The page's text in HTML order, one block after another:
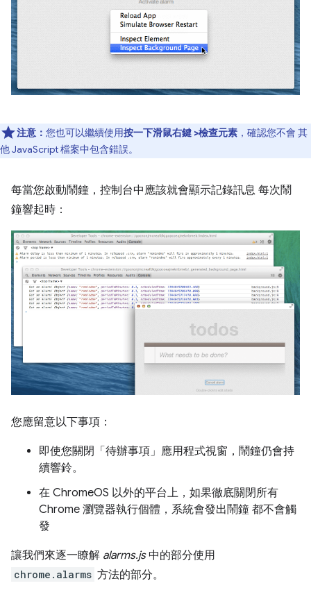
注意： 您也可以繼續使用按一下滑鼠右鍵 >檢查元素 ，確認您不會 其
他 JavaScript 檔案中包含錯誤。
每當您啟動鬧鐘，控制台中應該就會顯示記錄訊息 每次鬧
鐘響起時：
您應留意以下事項：
即使您關閉「待辦事項」應用程式視窗，鬧鐘仍會持
續響鈴。
在 ChromeOS 以外的平台上，如果徹底關閉所有
Chrome 瀏覽器執行個體，系統會發出鬧鐘 都不會觸
發
讓我們來逐一瞭解 alarms.js中的部分使用
chrome.alarms 方法的部分。